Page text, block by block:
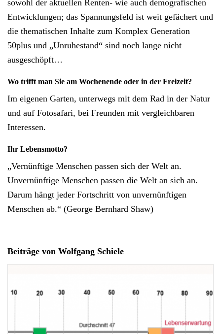
sowohl der aktuellen Renten- wie auch demografischen
Entwicklungen; das Spannungsfeld ist weit gefächert und
die thematischen Inhalte zum Komplex Generation
50plus und „Unruhestand“ sind noch lange nicht
ausgeschöpft…
Wo trifft man Sie am Wochenende oder in der Freizeit?
Im eigenen Garten, unterwegs mit dem Rad in der Natur
und auf Fotosafari, bei Freunden mit vergleichbaren
Interessen.
Ihr Lebensmotto?
„Vernünftige Menschen passen sich der Welt an.
Unvernünftige Menschen passen die Welt an sich an.
Darum hängt jeder Fortschritt von unvernünftigen
Menschen ab.“ (George Bernhard Shaw)
Beiträge von Wolfgang Schiele